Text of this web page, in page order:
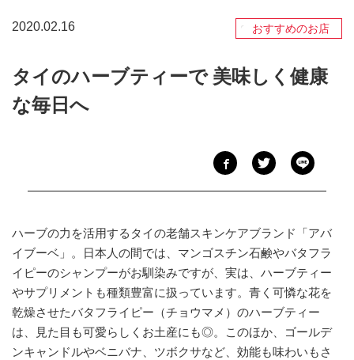
2020.02.16 おすすめのお店
タイのハーブティーで 美味しく健康
な毎日へ
ハーブの力を活用するタイの老舗スキンケアブランド「アバ
イブーベ」。日本人の間では、マンゴスチン石鹸やバタフラ
イピーのシャンプーがお馴染みですが、実は、ハーブティー
やサプリメントも種類豊富に扱っています。青く可憐な花を
乾燥させたバタフライピー（チョウマメ）のハーブティー
は、見た目も可愛らしくお土産にも◎。このほか、ゴールデ
ンキャンドルやベニバナ、ツボクサなど、効能も味わいもさ